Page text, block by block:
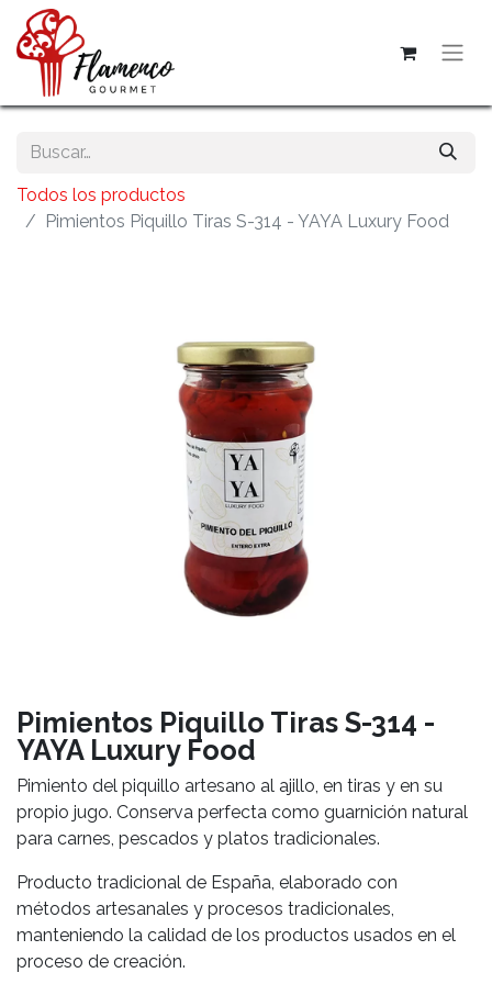
Todos los productos
Pimientos Piquillo Tiras S-314 - YAYA Luxury Food
Pimientos Piquillo Tiras S-314 -
YAYA Luxury Food
Pimiento del piquillo artesano al ajillo, en tiras y en su
propio jugo. Conserva perfecta como guarnición natural
para carnes, pescados y platos tradicionales.
Producto tradicional de España, elaborado con
métodos artesanales y procesos tradicionales,
manteniendo la calidad de los productos usados en el
proceso de creación.